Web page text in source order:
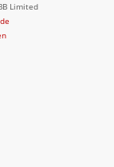
Limited